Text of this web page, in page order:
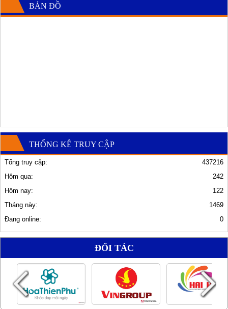
BẢN ĐỒ
THỐNG KÊ TRUY CẬP
437216
Tổng truy cập:
242
Hôm qua:
122
Hôm nay:
1469
Tháng này:
0
Đang online:
ĐỐI TÁC